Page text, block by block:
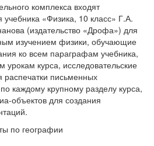
комплекса входят
учебника «Физика, 10 класс» Г.А.
(издательство «Дрофа») для
изучением физики, обучающие
ко всем параграфам учебника,
урокам курса, исследовательские
распечатки письменных
каждому крупному разделу курса,
объектов для создания
по географии